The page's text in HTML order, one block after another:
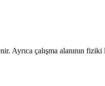
Ayrıca çalışma alanının